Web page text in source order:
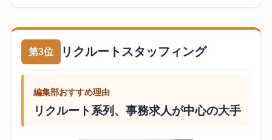
第3位 リクルートスタッフィング
編集部おすすめ理由
リクルート系列、事務求人が中心の大手